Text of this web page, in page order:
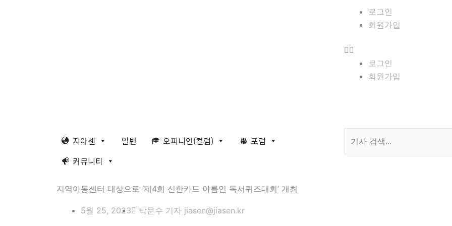
로그인
회원가입
Menu
로그인
회원가입
지아센 일반 오피니언(컬럼)
포럼
커뮤니티
지역아동센터 대상으로 ‘제4회 신한카드 아름인 독서퀴즈대회’ 개최
5월 25, 2023 박문수 기자 jiasen@jiasen.kr